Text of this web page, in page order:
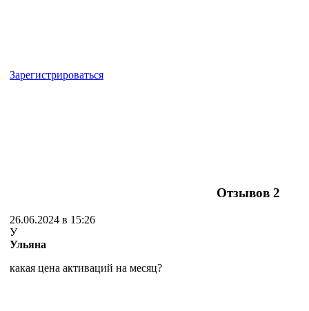
Зарегистрироваться
Отзывов 2
26.06.2024 в 15:26
У
Ульяна
какая цена активаций на месяц?